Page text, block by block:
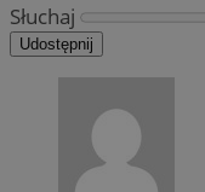
Słuchaj
Udostępnij